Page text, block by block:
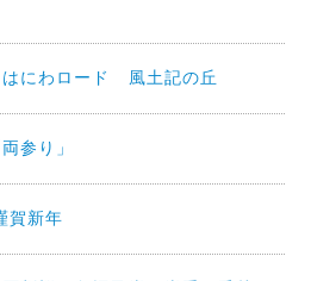
にわロード 風土記の丘
参り」
新年